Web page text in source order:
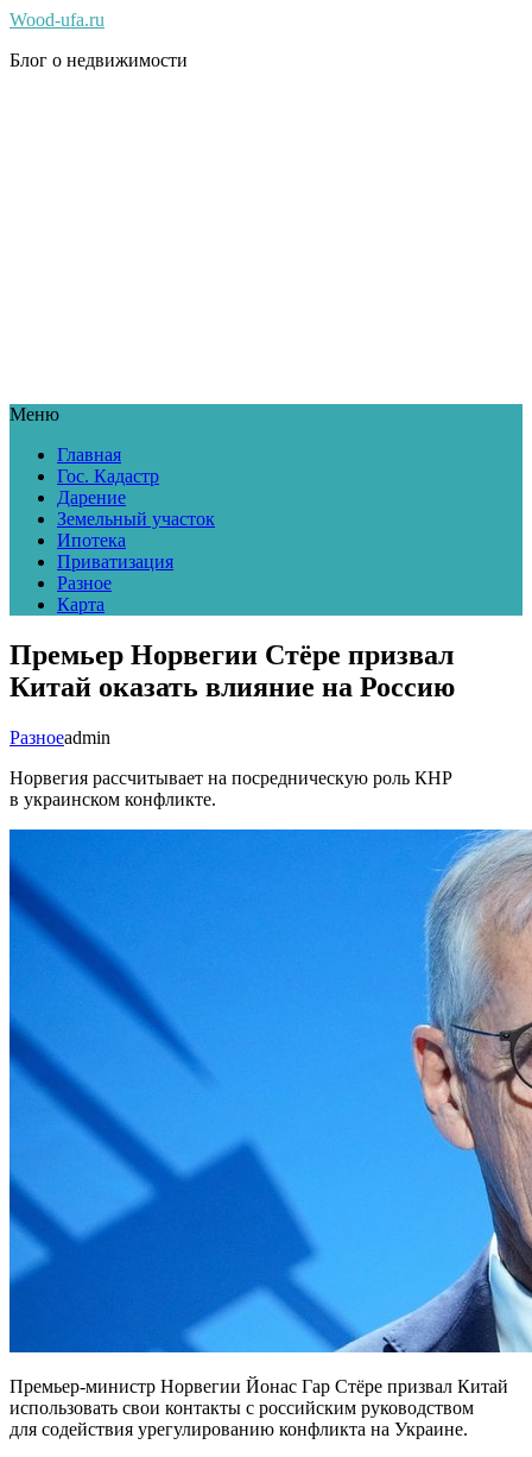
Wood-ufa.ru
Блог о недвижимости
Меню
Главная
Гос. Кадастр
Дарение
Земельный участок
Ипотека
Приватизация
Разное
Карта
Премьер Норвегии Стёре призвал
Китай оказать влияние на Россию
Разноеadmin
Норвегия рассчитывает на посредническую роль КНР
в украинском конфликте.
Премьер-министр Норвегии Йонас Гар Стёре призвал Китай
использовать свои контакты с российским руководством
для содействия урегулированию конфликта на Украине.